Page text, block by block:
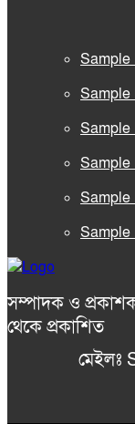
Sample
Sample
Sample
Sample
Sample
Sample
সম্পাদক ও
থেকে প্রকাশিত
মেইলঃ